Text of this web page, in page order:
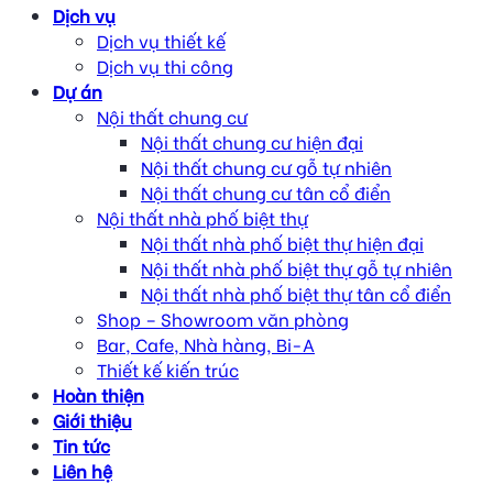
Dịch vụ
Dịch vụ thiết kế
Dịch vụ thi công
Dự án
Nội thất chung cư
Nội thất chung cư hiện đại
Nội thất chung cư gỗ tự nhiên
Nội thất chung cư tân cổ điển
Nội thất nhà phố biệt thự
Nội thất nhà phố biệt thự hiện đại
Nội thất nhà phố biệt thự gỗ tự nhiên
Nội thất nhà phố biệt thự tân cổ điển
Shop – Showroom văn phòng
Bar, Cafe, Nhà hàng, Bi-A
Thiết kế kiến trúc
Hoàn thiện
Giới thiệu
Tin tức
Liên hệ